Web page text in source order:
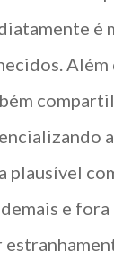
é
Além
plausível
e